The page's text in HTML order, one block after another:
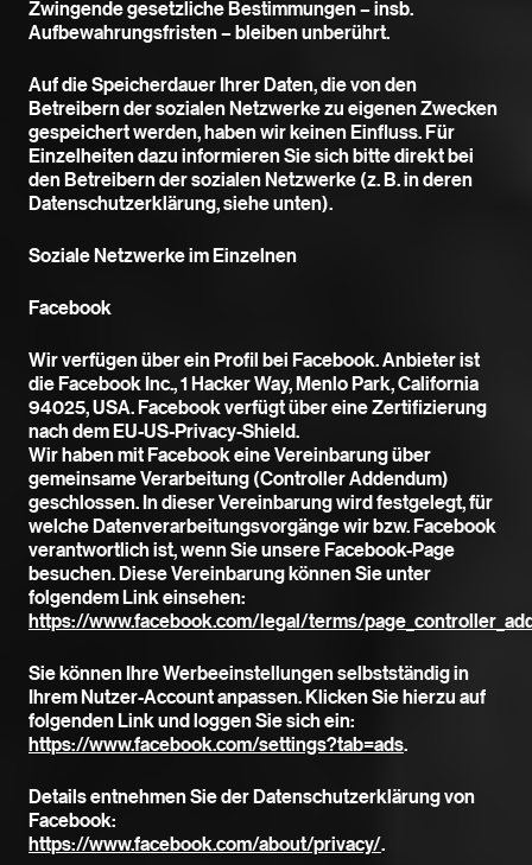
Zwingende gesetzliche Bestimmungen – insb.
Aufbewahrungsfristen – bleiben unberührt.
Auf die Speicherdauer Ihrer Daten, die von den
Betreibern der sozialen Netzwerke zu eigenen Zwecken
gespeichert werden, haben wir keinen Einfluss. Für
Einzelheiten dazu informieren Sie sich bitte direkt bei
den Betreibern der sozialen Netzwerke (z. B. in deren
Datenschutzerklärung, siehe unten).
Soziale Netzwerke im Einzelnen
Facebook
Wir verfügen über ein Profil bei Facebook. Anbieter ist
die Facebook Inc., 1 Hacker Way, Menlo Park, California
94025, USA. Facebook verfügt über eine Zertifizierung
nach dem EU-US-Privacy-Shield.
Wir haben mit Facebook eine Vereinbarung über
gemeinsame Verarbeitung (Controller Addendum)
geschlossen. In dieser Vereinbarung wird festgelegt, für
welche Datenverarbeitungsvorgänge wir bzw. Facebook
verantwortlich ist, wenn Sie unsere Facebook-Page
besuchen. Diese Vereinbarung können Sie unter
folgendem Link einsehen:
https://www.facebook.com/legal/terms/
Sie können Ihre Werbeeinstellungen selbstständig in
Ihrem Nutzer-Account anpassen. Klicken Sie hierzu auf
folgenden Link und loggen Sie sich ein:
https://www.facebook.com/settings?tab=ads.
Details entnehmen Sie der Datenschutzerklärung von
Facebook:
https://www.facebook.com/about/privacy/.